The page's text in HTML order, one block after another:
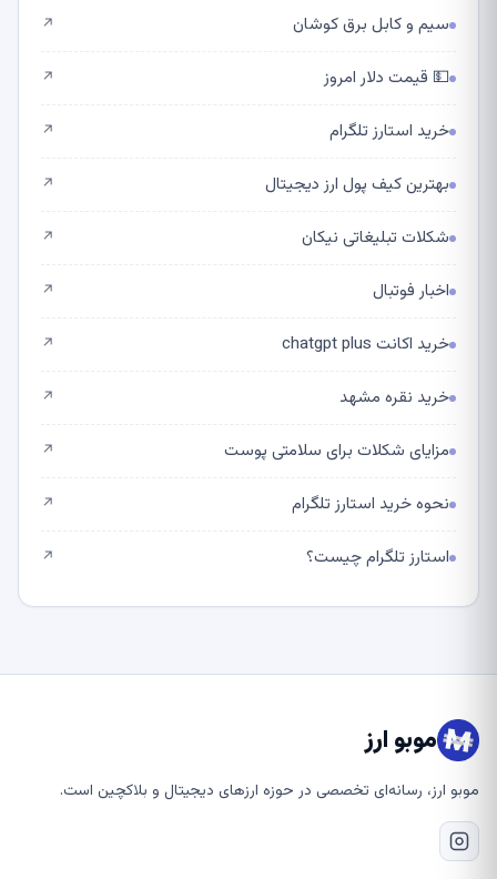
سیم و کابل برق کوشان ↗
💵 قیمت دلار امروز ↗
خرید استارز تلگرام ↗
بهترین کیف پول ارز دیجیتال ↗
شکلات تبلیغاتی نیکان ↗
اخبار فوتبال ↗
خرید اکانت chatgpt plus ↗
خرید نقره مشهد ↗
مزایای شکلات برای سلامتی پوست ↗
نحوه خرید استارز تلگرام ↗
استارز تلگرام چیست؟ ↗
موبو ارز
موبو ارز، رسانه‌ای تخصصی در حوزه ارزهای دیجیتال و بلاکچین است.